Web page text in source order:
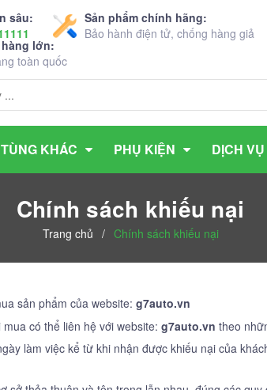
sâu:
Sản phẩm chính hãng:
Bảo hành điện tử, chống hàng giả
lớn:
toàn quốc
KHÁC PHỤ KIỆN DỊCH VỤ
Chính sách khiếu nại
Trang chủ / Chính sách khiếu nại
sản phẩm của website: g7auto.vn
có thể liên hệ với website: g7auto.vn theo
làm việc kể từ khi nhận được khiếu nại của